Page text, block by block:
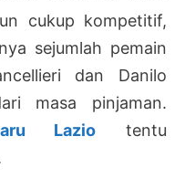
cukup kompetitif,
sejumlah pemain
dan Danilo
masa pinjaman.
Lazio tentu